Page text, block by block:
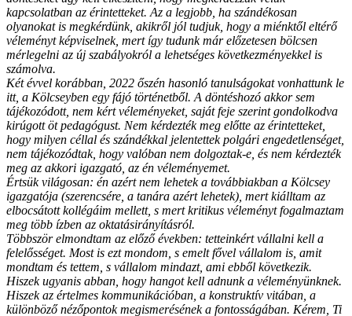
kapcsolatban az érintetteket. Az a legjobb, ha szándékosan
olyanokat is megkérdünk, akikről jól tudjuk, hogy a miénktől eltérő
véleményt képviselnek, mert így tudunk már előzetesen bölcsen
mérlegelni az új szabályokról a lehetséges következményekkel is
számolva.
Két évvel korábban, 2022 őszén hasonló tanulságokat vonhattunk le
itt, a Kölcseyben egy fájó történetből. A döntéshozó akkor sem
tájékozódott, nem kért véleményeket, saját feje szerint gondolkodva
kirúgott öt pedagógust. Nem kérdezték meg előtte az érintetteket,
hogy milyen céllal és szándékkal jelentettek polgári engedetlenséget,
nem tájékozódtak, hogy valóban nem dolgoztak-e, és nem kérdezték
meg az akkori igazgató, az én véleményemet.
Értsük világosan: én azért nem lehetek a továbbiakban a Kölcsey
igazgatója (szerencsére, a tanára azért lehetek), mert kiálltam az
elbocsátott kollégáim mellett, s mert kritikus véleményt fogalmaztam
meg több ízben az oktatásirányításról.
Többször elmondtam az előző években: tetteinkért vállalni kell a
felelősséget. Most is ezt mondom, s emelt fővel vállalom is, amit
mondtam és tettem, s vállalom mindazt, ami ebből következik.
Hiszek ugyanis abban, hogy hangot kell adnunk a véleményünknek.
Hiszek az értelmes kommunikációban, a konstruktív vitában, a
különböző nézőpontok megismerésének a fontosságában. Kérem, Ti